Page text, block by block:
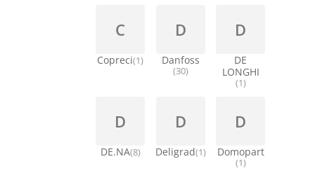
C
Copreci(1)
D
Danfoss
(30)
D
DE
LONGHI
(1)
D
DE.NA(8)
D
Deligrad(1)
D
Domopart
(1)